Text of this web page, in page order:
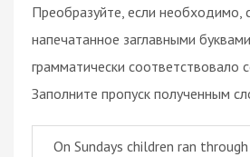
Преобразуйте, если необходимо,
напечатанное заглавными
грамматически соответствовало
Заполните пропуск полученным
On Sundays children ran